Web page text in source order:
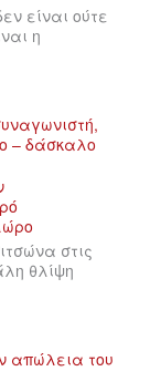
είναι ούτε
η
– δάσκαλο
στις
θλίψη
απώλεια του